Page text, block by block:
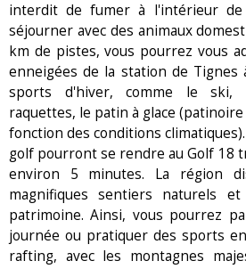
interdit de fumer à l'intérieur
séjourner avec des animaux
km de pistes, vous pourrez vous
enneigées de la station de Tignes
sports d'hiver, comme le ski,
raquettes, le patin à glace
fonction des conditions
golf pourront se rendre au Golf 18
environ 5 minutes. La région
magnifiques sentiers naturels
patrimoine. Ainsi, vous pourrez
journée ou pratiquer des sports
rafting, avec les montagnes